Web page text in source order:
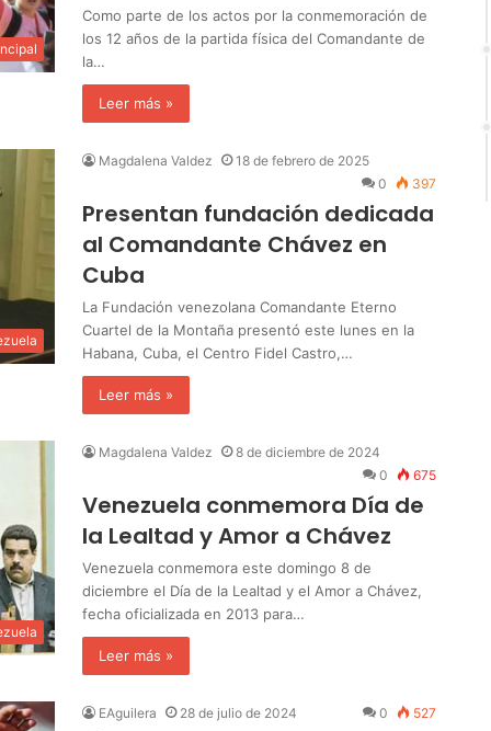
Como parte de los actos por la conmemoración de
los 12 años de la partida física del Comandante de
la…
Leer más »
Magdalena Valdez
18 de febrero de 2025
0
397
Presentan fundación dedicada
al Comandante Chávez en
Cuba
La Fundación venezolana Comandante Eterno
Cuartel de la Montaña presentó este lunes en la
Habana, Cuba, el Centro Fidel Castro,…
Leer más »
Magdalena Valdez
8 de diciembre de 2024
0
675
Venezuela conmemora Día de
la Lealtad y Amor a Chávez
Venezuela conmemora este domingo 8 de
diciembre el Día de la Lealtad y el Amor a Chávez,
fecha oficializada en 2013 para…
Leer más »
EAguilera 28 de julio de 2024 0 527